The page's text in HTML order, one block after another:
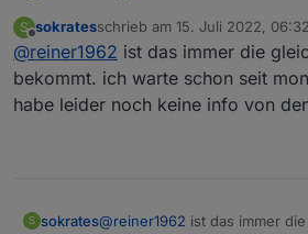
dann sende ich Dir app_id &
reichen :-)
S
Offline
sokratesschrieb am 15. Juli 2022, 06:32
zuletzt editiert von
@reiner1962 ist das immer die
bekommt. ich warte schon seit
habe leider noch keine info von
S sokrates@reiner1962 ist das immer